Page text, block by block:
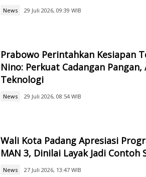
News 29 Juli 2026, 09:39 WIB
Prabowo Perintahkan Kesiapan
Nino: Perkuat Cadangan Pangan,
Teknologi
News 29 Juli 2026, 08:54 WIB
Wali Kota Padang Apresiasi
MAN 3, Dinilai Layak Jadi Contoh
News 27 Juli 2026, 13:47 WIB